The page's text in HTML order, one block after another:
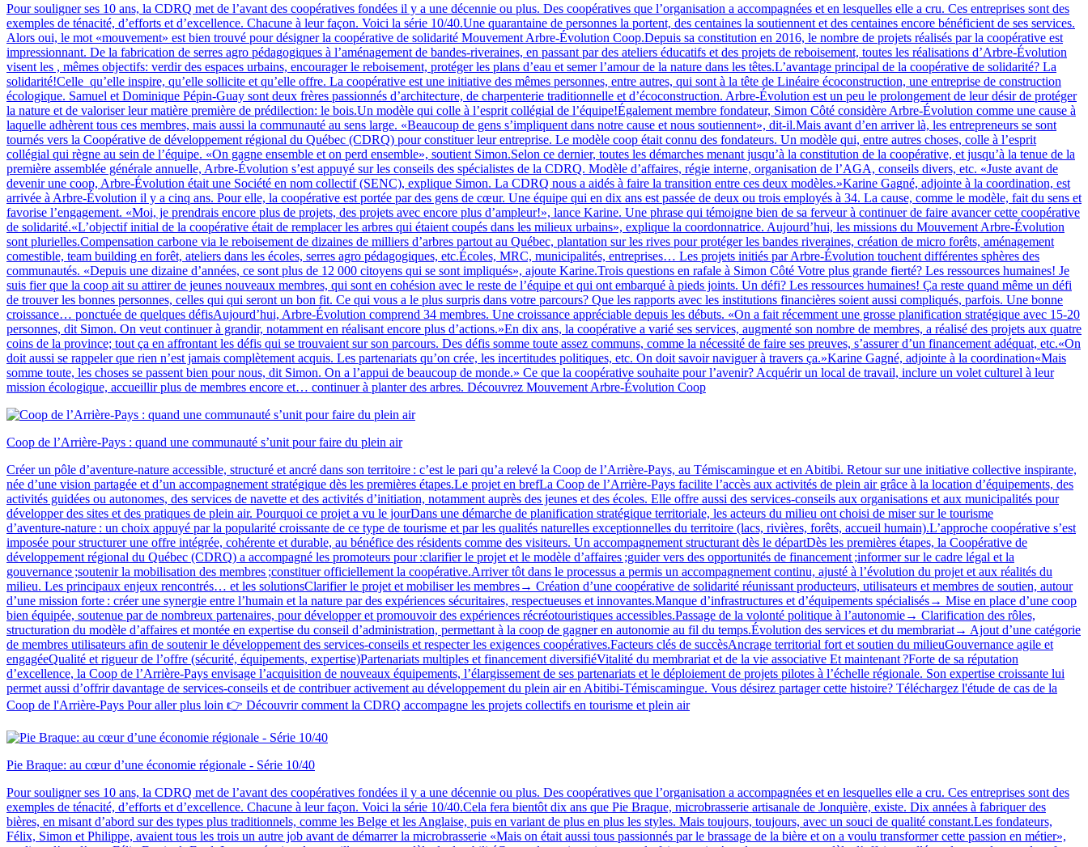
Pour souligner ses 10 ans, la CDRQ met de l’avant des coopératives fondées il y a une décennie ou plus. Des coopératives que l’organisation a accompagnées et en lesquelles elle a cru. Ces entreprises sont des
exemples de ténacité, d’efforts et d’excellence. Chacune à leur façon. Voici la série 10/40.Une quarantaine de personnes la portent, des centaines la soutiennent et des centaines encore bénéficient de ses services.
Alors oui, le mot «mouvement» est bien trouvé pour désigner la coopérative de solidarité Mouvement Arbre-Évolution Coop.Depuis sa constitution en 2016, le nombre de projets réalisés par la coopérative est
impressionnant. De la fabrication de serres agro pédagogiques à l’aménagement de bandes-riveraines, en passant par des ateliers éducatifs et des projets de reboisement, toutes les réalisations d’Arbre-Évolution
visent les , mêmes objectifs: verdir des espaces urbains, encourager le reboisement, protéger les plans d’eau et semer l’amour de la nature dans les têtes.L’avantage principal de la coopérative de solidarité? La
solidarité!Celle qu’elle inspire, qu’elle sollicite et qu’elle offre. La coopérative est une initiative des mêmes personnes, entre autres, qui sont à la tête de Linéaire écoconstruction, une entreprise de construction
écologique. Samuel et Dominique Pépin-Guay sont deux frères passionnés d’architecture, de charpenterie traditionnelle et d’écoconstruction. Arbre-Évolution est un peu le prolongement de leur désir de protéger
la nature et de valoriser leur matière première de prédilection: le bois.Un modèle qui colle à l’esprit collégial de l’équipe!Également membre fondateur, Simon Côté considère Arbre-Évolution comme une cause à
laquelle adhèrent tous ces membres, mais aussi la communauté au sens large. «Beaucoup de gens s’impliquent dans notre cause et nous soutiennent», dit-il.Mais avant d’en arriver là, les entrepreneurs se sont
tournés vers la Coopérative de développement régional du Québec (CDRQ) pour constituer leur entreprise. Le modèle coop était connu des fondateurs. Un modèle qui, entre autres choses, colle à l’esprit
collégial qui règne au sein de l’équipe. «On gagne ensemble et on perd ensemble», soutient Simon.Selon ce dernier, toutes les démarches menant jusqu’à la constitution de la coopérative, et jusqu’à la tenue de la
première assemblée générale annuelle, Arbre-Évolution s’est appuyé sur les conseils des spécialistes de la CDRQ. Modèle d’affaires, régie interne, organisation de l’AGA, conseils divers, etc. «Juste avant de
devenir une coop, Arbre-Évolution était une Société en nom collectif (SENC), explique Simon. La CDRQ nous a aidés à faire la transition entre ces deux modèles.»Karine Gagné, adjointe à la coordination, est
arrivée à Arbre-Évolution il y a cinq ans. Pour elle, la coopérative est portée par des gens de cœur. Une équipe qui en dix ans est passée de deux ou trois employés à 34. La cause, comme le modèle, fait du sens et
favorise l’engagement. «Moi, je prendrais encore plus de projets, des projets avec encore plus d’ampleur!», lance Karine. Une phrase qui témoigne bien de sa ferveur à continuer de faire avancer cette coopérative
de solidarité.«L’objectif initial de la coopérative était de remplacer les arbres qui étaient coupés dans les milieux urbains», explique la coordonnatrice. Aujourd’hui, les missions du Mouvement Arbre-Évolution
sont plurielles.Compensation carbone via le reboisement de dizaines de milliers d’arbres partout au Québec, plantation sur les rives pour protéger les bandes riveraines, création de micro forêts, aménagement
comestible, team building en forêt, ateliers dans les écoles, serres agro pédagogiques, etc.Écoles, MRC, municipalités, entreprises… Les projets initiés par Arbre-Évolution touchent différentes sphères des
communautés. «Depuis une dizaine d’années, ce sont plus de 12 000 citoyens qui se sont impliqués», ajoute Karine.Trois questions en rafale à Simon Côté Votre plus grande fierté? Les ressources humaines! Je
suis fier que la coop ait su attirer de jeunes nouveaux membres, qui sont en cohésion avec le reste de l’équipe et qui ont embarqué à pieds joints. Un défi? Les ressources humaines! Ça reste quand même un défi
de trouver les bonnes personnes, celles qui qui seront un bon fit. Ce qui vous a le plus surpris dans votre parcours? Que les rapports avec les institutions financières soient aussi compliqués, parfois. Une bonne
croissance… ponctuée de quelques défisAujourd’hui, Arbre-Évolution comprend 34 membres. Une croissance appréciable depuis les débuts. «On a fait récemment une grosse planification stratégique avec 15-20
personnes, dit Simon. On veut continuer à grandir, notamment en réalisant encore plus d’actions.»En dix ans, la coopérative a varié ses services, augmenté son nombre de membres, a réalisé des projets aux quatre
coins de la province; tout ça en affrontant les défis qui se trouvaient sur son parcours. Des défis somme toute assez communs, comme la nécessité de faire ses preuves, s’assurer d’un financement adéquat, etc.«On
doit aussi se rappeler que rien n’est jamais complètement acquis. Les partenariats qu’on crée, les incertitudes politiques, etc. On doit savoir naviguer à travers ça.»Karine Gagné, adjointe à la coordination«Mais
somme toute, les choses se passent bien pour nous, dit Simon. On a l’appui de beaucoup de monde.» Ce que la coopérative souhaite pour l’avenir? Acquérir un local de travail, inclure un volet culturel à leur
mission écologique, accueillir plus de membres encore et… continuer à planter des arbres. Découvrez Mouvement Arbre-Évolution Coop
Coop de l’Arrière-Pays : quand une communauté s’unit pour faire du plein air
Créer un pôle d’aventure-nature accessible, structuré et ancré dans son territoire : c’est le pari qu’a relevé la Coop de l’Arrière-Pays, au Témiscamingue et en Abitibi. Retour sur une initiative collective inspirante,
née d’une vision partagée et d’un accompagnement stratégique dès les premières étapes.Le projet en brefLa Coop de l’Arrière-Pays facilite l’accès aux activités de plein air grâce à la location d’équipements, des
activités guidées ou autonomes, des services de navette et des activités d’initiation, notamment auprès des jeunes et des écoles. Elle offre aussi des services‑conseils aux organisations et aux municipalités pour
développer des sites et des pratiques de plein air. Pourquoi ce projet a vu le jourDans une démarche de planification stratégique territoriale, les acteurs du milieu ont choisi de miser sur le tourisme
d’aventure‑nature : un choix appuyé par la popularité croissante de ce type de tourisme et par les qualités naturelles exceptionnelles du territoire (lacs, rivières, forêts, accueil humain).L’approche coopérative s’est
imposée pour structurer une offre intégrée, cohérente et durable, au bénéfice des résidents comme des visiteurs. Un accompagnement structurant dès le départDès les premières étapes, la Coopérative de
développement régional du Québec (CDRQ) a accompagné les promoteurs pour :clarifier le projet et le modèle d’affaires ;guider vers des opportunités de financement ;informer sur le cadre légal et la
gouvernance ;soutenir la mobilisation des membres ;constituer officiellement la coopérative.Arriver tôt dans le processus a permis un accompagnement continu, ajusté à l’évolution du projet et aux réalités du
milieu. Les principaux enjeux rencontrés… et les solutionsClarifier le projet et mobiliser les membres→ Création d’une coopérative de solidarité réunissant producteurs, utilisateurs et membres de soutien, autour
d’une mission forte : créer une synergie entre l’humain et la nature par des expériences sécuritaires, respectueuses et innovantes.Manque d’infrastructures et d’équipements spécialisés→ Mise en place d’une coop
bien équipée, soutenue par de nombreux partenaires, pour développer et promouvoir des expériences récréotouristiques accessibles.Passage de la volonté politique à l’autonomie→ Clarification des rôles,
structuration du modèle d’affaires et montée en expertise du conseil d’administration, permettant à la coop de gagner en autonomie au fil du temps.Évolution des services et du membrariat→ Ajout d’une catégorie
de membres utilisateurs afin de soutenir le développement des services‑conseils et respecter les exigences coopératives.Facteurs clés de succèsAncrage territorial fort et soutien du milieuGouvernance agile et
engagéeQualité et rigueur de l’offre (sécurité, équipements, expertise)Partenariats multiples et financement diversifiéVitalité du membrariat et de la vie associative Et maintenant ?Forte de sa réputation
d’excellence, la Coop de l’Arrière-Pays envisage l’acquisition de nouveaux équipements, l’élargissement de ses partenariats et le déploiement de projets pilotes à l’échelle régionale. Son expertise croissante lui
permet aussi d’offrir davantage de services‑conseils et de contribuer activement au développement du plein air en Abitibi‑Témiscamingue. Vous désirez partager cette histoire? Téléchargez l'étude de cas de la
Coop de l'Arrière-Pays Pour aller plus loin 👉 Découvrir comment la CDRQ accompagne les projets collectifs en tourisme et plein air
Pie Braque: au cœur d’une économie régionale - Série 10/40
Pour souligner ses 10 ans, la CDRQ met de l’avant des coopératives fondées il y a une décennie ou plus. Des coopératives que l’organisation a accompagnées et en lesquelles elle a cru. Ces entreprises sont des
exemples de ténacité, d’efforts et d’excellence. Chacune à leur façon. Voici la série 10/40.Cela fera bientôt dix ans que Pie Braque, microbrasserie artisanale de Jonquière, existe. Dix années à fabriquer des
bières, en misant d’abord sur des types plus traditionnels, comme les Belge et les Anglaise, puis en variant de plus en plus les styles. Mais toujours, toujours, avec un souci de qualité constant.Les fondateurs,
Félix, Simon et Philippe, avaient tous les trois un autre job avant de démarrer la microbrasserie «Mais on était aussi tous passionnés par le brassage de la bière et on a voulu transformer cette passion en métier»,